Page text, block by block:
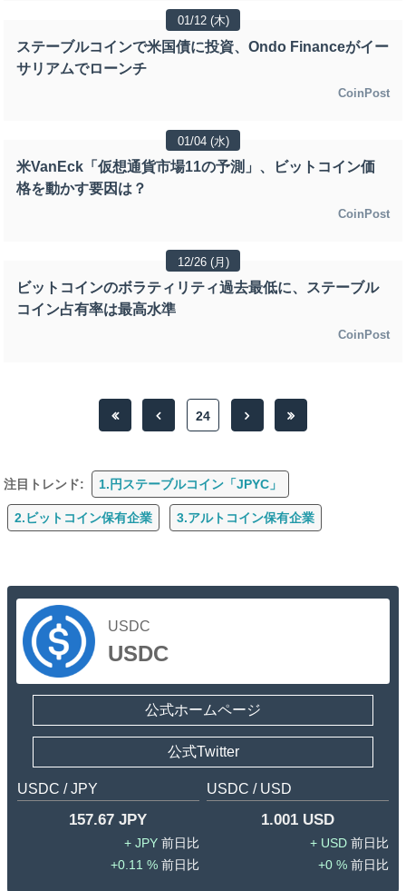
01/12 (木)
ステーブルコインで米国債に投資、Ondo Financeがイー
サリアムでローンチ
CoinPost
01/04 (水)
米VanEck「仮想通貨市場11の予測」、ビットコイン価
格を動かす要因は？
CoinPost
12/26 (月)
ビットコインのボラティリティ過去最低に、ステーブル
コイン占有率は最高水準
CoinPost
24
注目トレンド: 1.円ステーブルコイン「JPYC」
2.ビットコイン保有企業 3.アルトコイン保有企業
USDC
USDC
公式ホームページ
公式Twitter
USDC / JPY
157.67 JPY
JPY
0.11 %
USDC / USD
1.001 USD
USD
0 %